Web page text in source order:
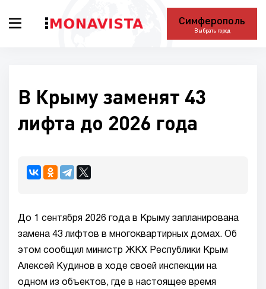
Симферополь
Выбрать город
В Крыму заменят 43
лифта до 2026 года
До 1 сентября 2026 года в Крыму запланирована
замена 43 лифтов в многоквартирных домах. Об
этом сообщил министр ЖКХ Республики Крым
Алексей Кудинов в ходе своей инспекции на
одном из объектов, где в настоящее время